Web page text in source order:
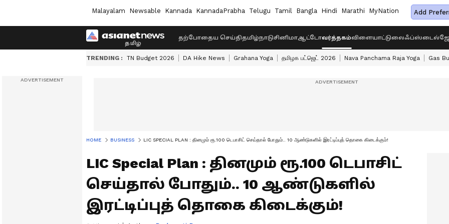
Malayalam Newsable Kannada KannadaPrabha Telugu Tamil Bangla Hindi Marathi MyNation Add
தற்போதைய செய்திதமிழ்நாடுசினிமாஆட்டோவர்த்தகம்விளையாட்டுலைஃப்ஸ்டைல்
TRENDING : TN Budget 2026 DA Hike News Grahana Yoga தமிழக பட்ஜெட் 2026 Nava Panchama Raja Yoga Gas
HOME BUSINESS LIC SPECIAL PLAN : தினமும் ரூ.100 டெபாசிட் செய்தால் போதும்.. 10 ஆண்டுகளில் இரட்டிப்புத் தொகை கிடைக்கும்!
LIC Special Plan : தினமும் ரூ.100 டெபாசிட்
செய்தால் போதும்.. 10 ஆண்டுகளில்
இரட்டிப்புத் தொகை கிடைக்கும்!